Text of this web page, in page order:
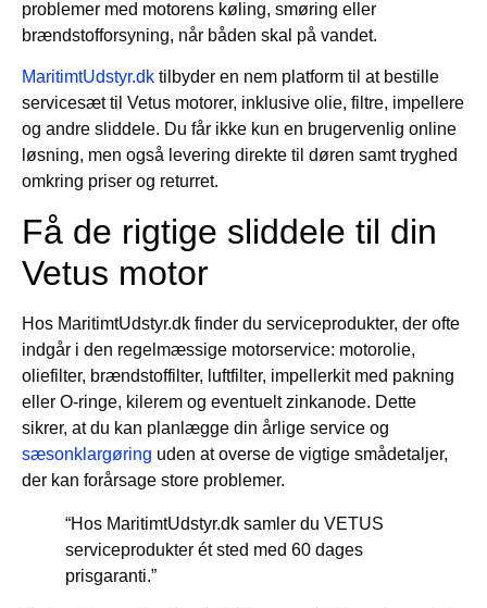
problemer med motorens køling, smøring eller
brændstofforsyning, når båden skal på vandet.
MaritimtUdstyr.dk tilbyder en nem platform til at bestille
servicesæt til Vetus motorer, inklusive olie, filtre, impellere
og andre sliddele. Du får ikke kun en brugervenlig online
løsning, men også levering direkte til døren samt tryghed
omkring priser og returret.
Få de rigtige sliddele til din
Vetus motor
Hos MaritimtUdstyr.dk finder du serviceprodukter, der ofte
indgår i den regelmæssige motorservice: motorolie,
oliefilter, brændstoffilter, luftfilter, impellerkit med pakning
eller O-ringe, kilerem og eventuelt zinkanode. Dette
sikrer, at du kan planlægge din årlige service og
sæsonklargøring uden at overse de vigtige smådetaljer,
der kan forårsage store problemer.
“Hos MaritimtUdstyr.dk samler du VETUS
serviceprodukter ét sted med 60 dages
prisgaranti.”